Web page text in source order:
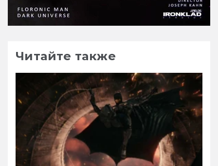
Читайте также